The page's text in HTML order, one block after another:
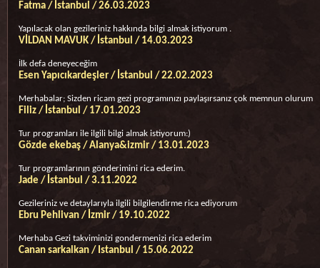
Fatma / İstanbul / 26.03.2023
Yapılacak olan gezileriniz hakkında bilgi almak istiyorum .
VİLDAN MAVUK / İstanbul / 14.03.2023
İlk defa deneyeceğim
Esen Yapıcıkardeşler / İstanbul / 22.02.2023
Merhabalar; Sizden ricam gezi programınızı paylaşırsanız çok memnun olurum
Filiz / İstanbul / 17.01.2023
Tur programları ile ilgili bilgi almak istiyorum:)
Gözde ekebaş / Alanya&izmir / 13.01.2023
Tur programlarının gönderimini rica ederim.
Jade / İstanbul / 3.11.2022
Gezileriniz ve detaylarıyla ilgili bilgilendirme rica ediyorum
Ebru Pehlivan / İzmir / 19.10.2022
Merhaba Gezi takviminizi gondermenizi rica ederim
Canan sarkalkan / Istanbul / 15.06.2022